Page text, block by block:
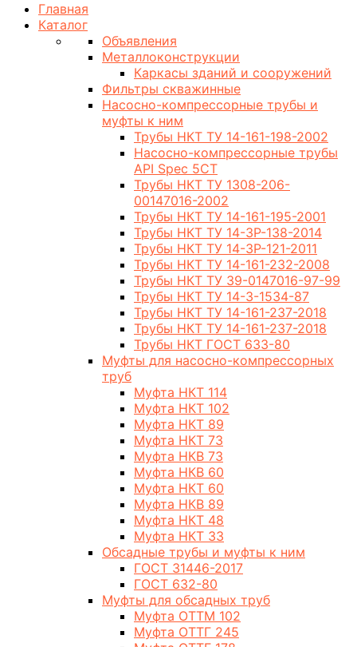
Главная
Каталог
Объявления
Металлоконструкции
Каркасы зданий и сооружений
Фильтры скважинные
Насосно-компрессорные трубы и
муфты к ним
Трубы НКТ ТУ 14-161-198-2002
Насосно-компрессорные трубы
API Spec 5CT
Трубы НКТ ТУ 1308-206-
00147016-2002
Трубы НКТ ТУ 14-161-195-2001
Трубы НКТ ТУ 14-3Р-138-2014
Трубы НКТ ТУ 14-3Р-121-2011
Трубы НКТ ТУ 14-161-232-2008
Трубы НКТ ТУ 39-0147016-97-99
Трубы НКТ ТУ 14-3-1534-87
Трубы НКТ ТУ 14-161-237-2018
Трубы НКТ ТУ 14-161-237-2018
Трубы НКТ ГОСТ 633-80
Муфты для насосно-компрессорных
труб
Муфта НКТ 114
Муфта НКТ 102
Муфта НКТ 89
Муфта НКТ 73
Муфта НКВ 73
Муфта НКВ 60
Муфта НКТ 60
Муфта НКВ 89
Муфта НКТ 48
Муфта НКТ 33
Обсадные трубы и муфты к ним
ГОСТ 31446-2017
ГОСТ 632-80
Муфты для обсадных труб
Муфта ОТТМ 102
Муфта ОТТГ 245